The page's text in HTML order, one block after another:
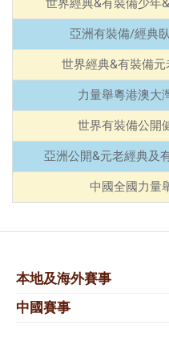
世界經典&有裝備少年
亞洲有裝備/經典
世界經典&有裝備
力量舉粵港澳大
世界有裝備公開
亞洲公開&元老經典及
中國全國力量
本地及海外賽事
中國賽事